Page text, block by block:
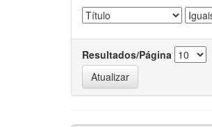
Resultados/Página